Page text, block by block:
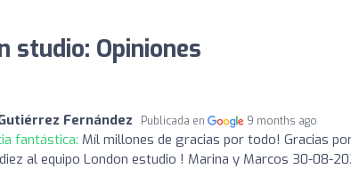
studio: Opiniones
Fernández Publicada en 9 months ago
fantástica: Míl millones de gracias por todo! Gracias
al equipo London estudio ! Marina y Marcos 30-08-